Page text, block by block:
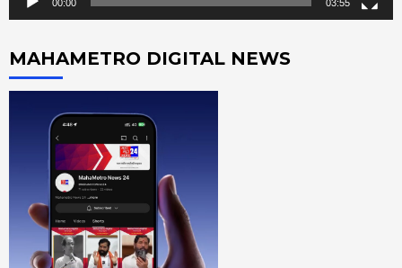
00:00 03:55
MAHAMETRO DIGITAL NEWS